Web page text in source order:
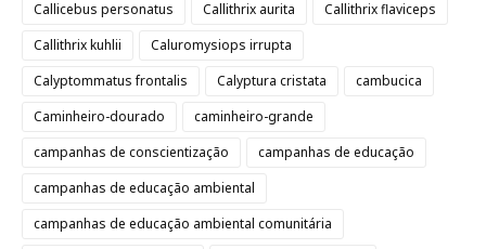
Callicebus personatus Callithrix aurita
Callithrix flaviceps
Callithrix kuhlii
Caluromysiops irrupta
Calyptommatus frontalis
Calyptura cristata
cambucica
Caminheiro-dourado
caminheiro-grande
campanhas de conscientização
campanhas de educação
campanhas de educação ambiental
campanhas de educação ambiental comunitária